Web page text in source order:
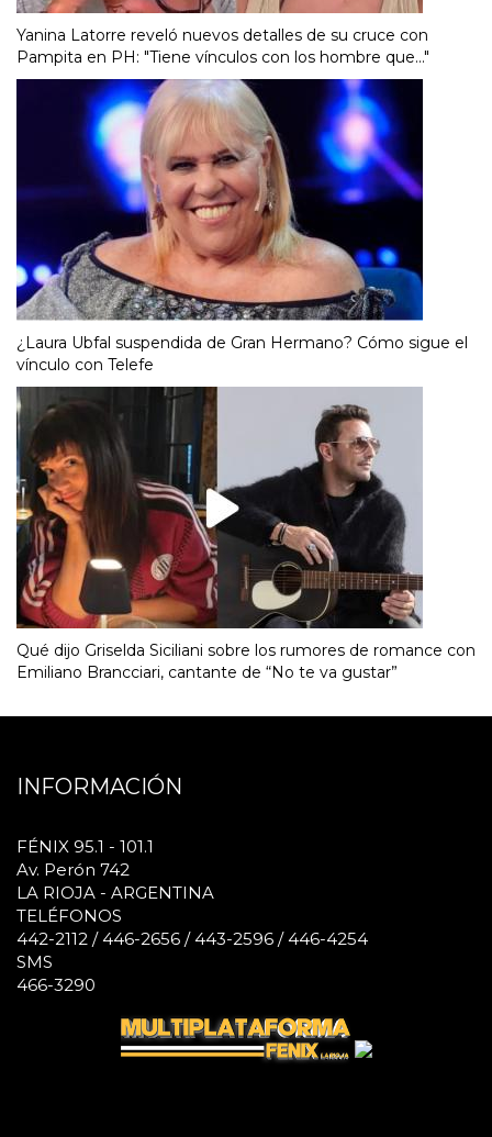
Yanina Latorre reveló nuevos detalles de su cruce con
Pampita en PH: "Tiene vínculos con los hombre que..."
¿Laura Ubfal suspendida de Gran Hermano? Cómo sigue el
vínculo con Telefe
Qué dijo Griselda Siciliani sobre los rumores de romance con
Emiliano Brancciari, cantante de “No te va gustar”
INFORMACIÓN
FÉNIX 95.1 - 101.1
Av. Perón 742
LA RIOJA - ARGENTINA
TELÉFONOS
442-2112 / 446-2656 / 443-2596 / 446-4254
SMS
466-3290